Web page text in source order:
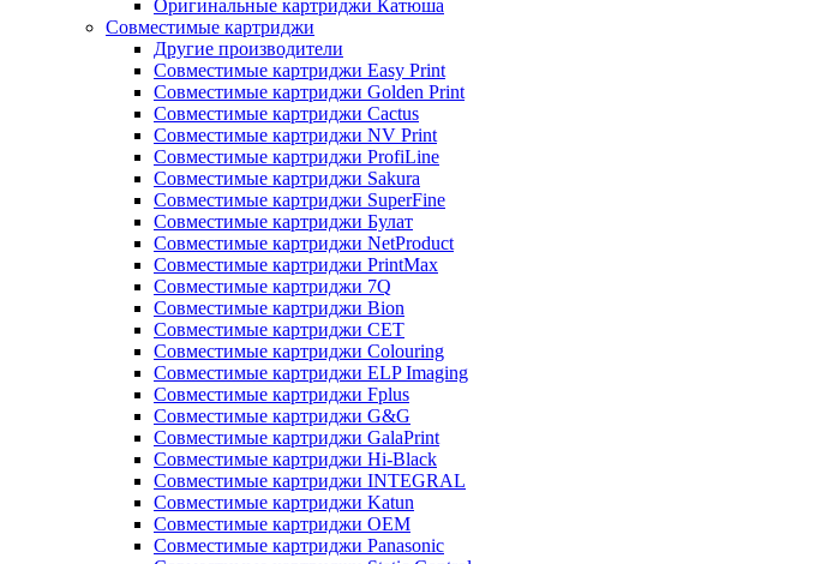
Оригинальные картриджи Катюша
Совместимые картриджи
Другие производители
Совместимые картриджи Easy Print
Совместимые картриджи Golden Print
Совместимые картриджи Cactus
Совместимые картриджи NV Print
Совместимые картриджи ProfiLine
Совместимые картриджи Sakura
Совместимые картриджи SuperFine
Совместимые картриджи Булат
Совместимые картриджи NetProduct
Совместимые картриджи PrintMax
Совместимые картриджи 7Q
Совместимые картриджи Bion
Совместимые картриджи CET
Совместимые картриджи Colouring
Совместимые картриджи ELP Imaging
Совместимые картриджи Fplus
Совместимые картриджи G&G
Совместимые картриджи GalaPrint
Совместимые картриджи Hi-Black
Совместимые картриджи INTEGRAL
Совместимые картриджи Katun
Совместимые картриджи OEM
Совместимые картриджи Panasonic